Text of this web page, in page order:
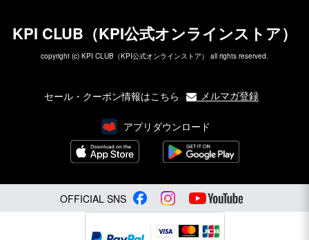
KPI CLUB（KPI公式オンラインストア）
copyright (c) KPI CLUB（KPI公式オンラインストア） all rights reserved.
セール・クーポン情報はこちら メルマガ登録
アプリダウンロード
OFFICIAL SNS